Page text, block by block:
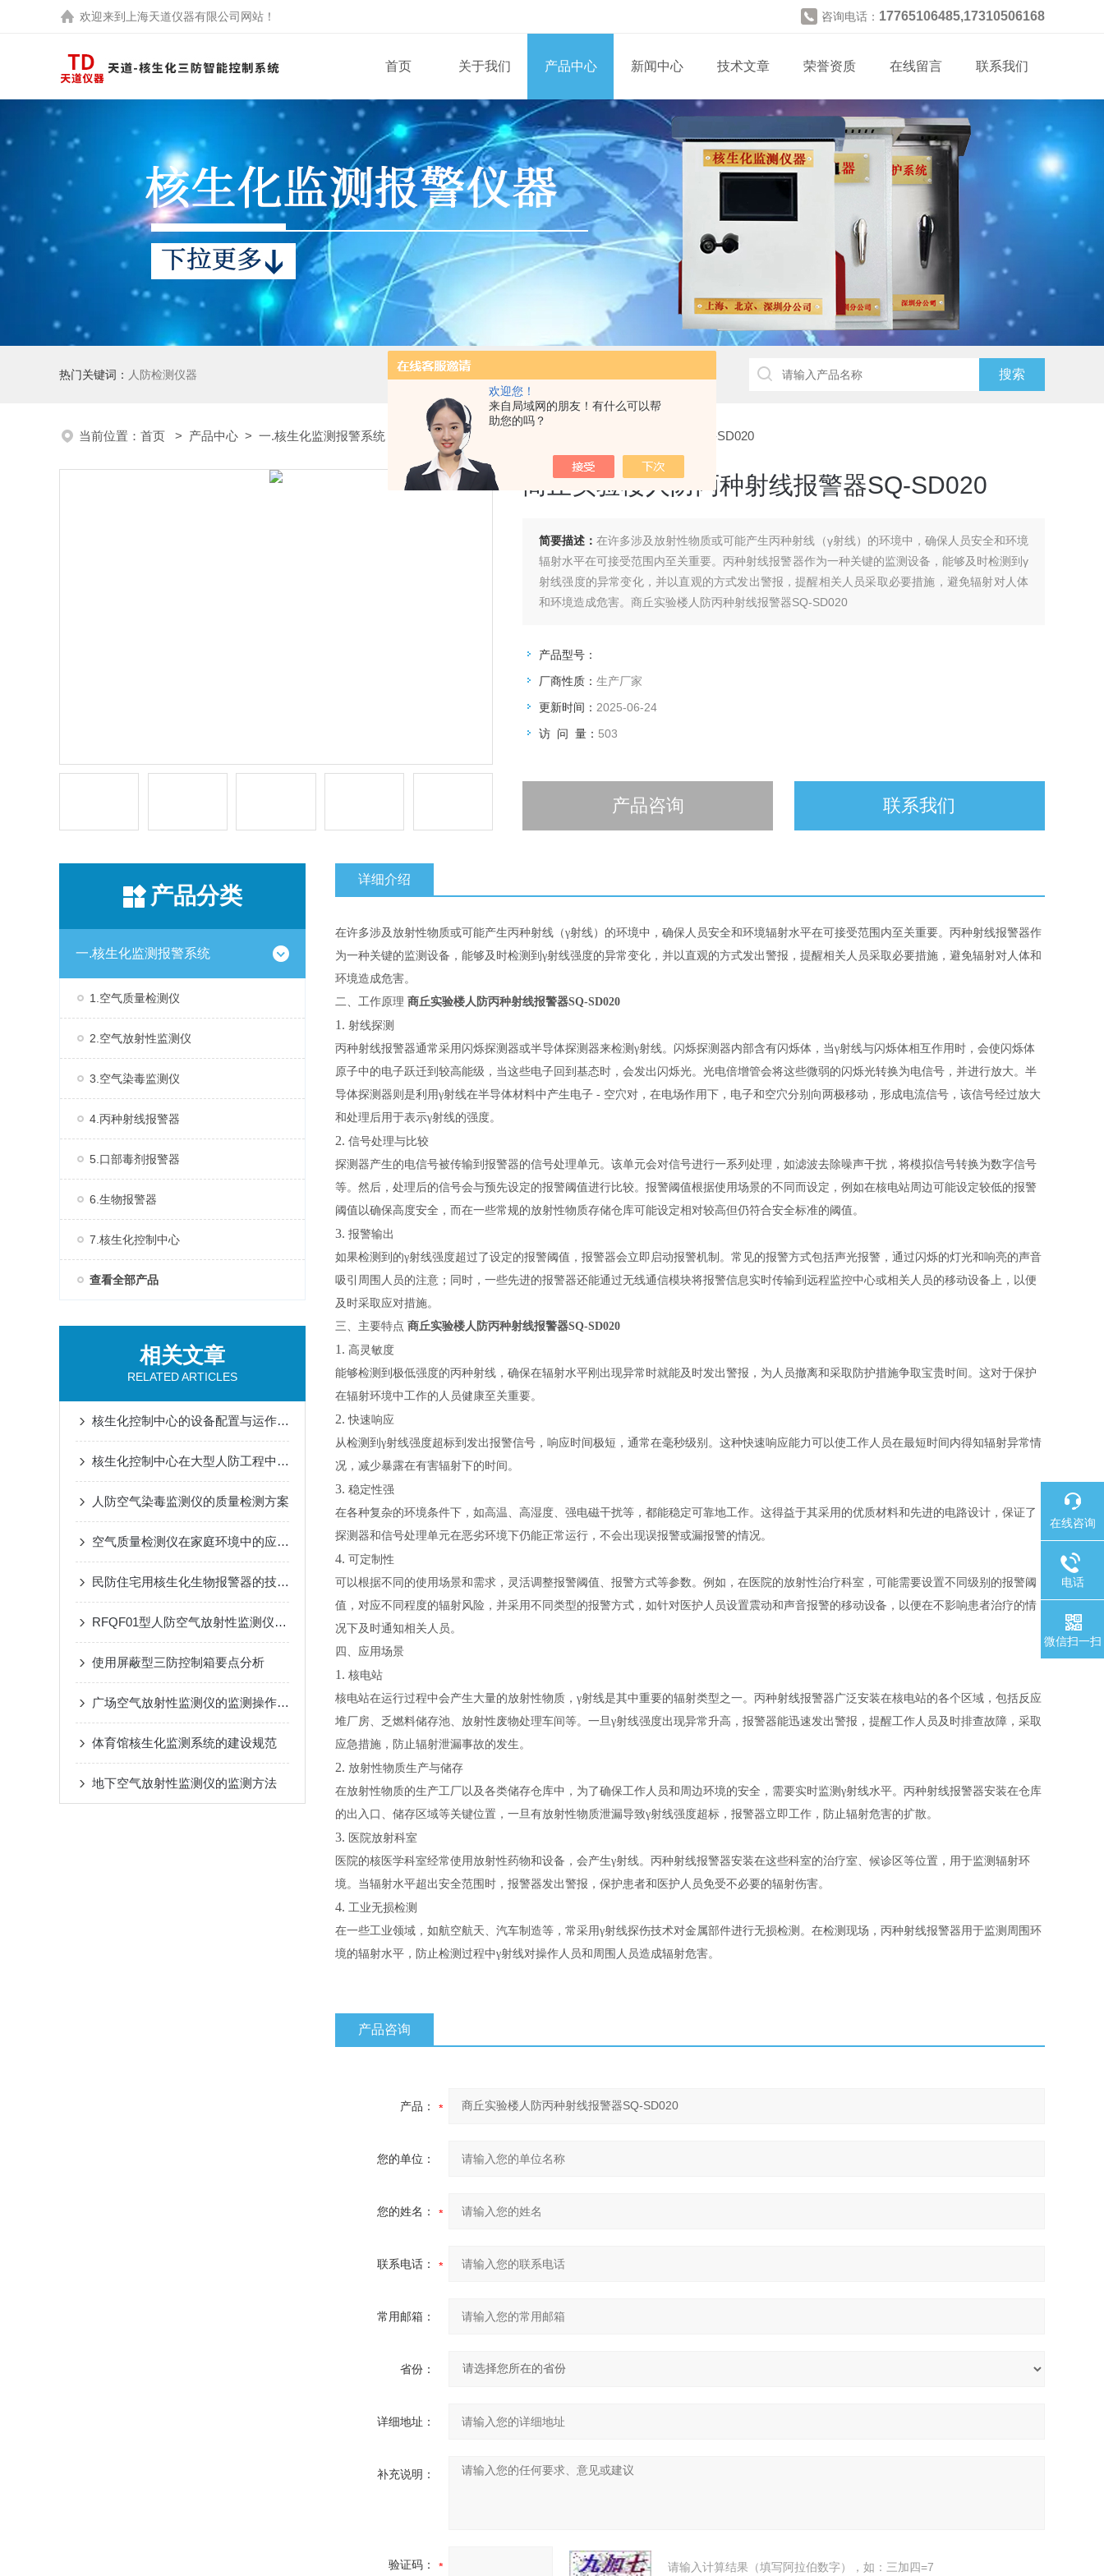
欢迎您！
来自局域网的朋友！有什么可以帮
助您的吗？
欢迎来到 上海天道仪器有限公司 网站！ 咨询电话： 17765106485,17310506168
首页 关于我们 产品中心 新闻中心 技术文章 荣誉资质 在线留言 联系我们
热门关键词： 人防检测仪器
当前位置： 首页 > 产品中心 > 一.核生化监测报警系统 4.丙种射线报警器 > 商丘实验楼人防丙种射线报警器SQ-SD020
商丘实验楼人防丙种射线报警器SQ-SD020
简要描述： 在许多涉及放射性物质或可能产生丙种射线（γ射线）的环境中，确保人员安全和环境
辐射水平在可接受范围内至关重要。丙种射线报警器作为一种关键的监测设备，能够及时检测到γ
射线强度的异常变化，并以直观的方式发出警报，提醒相关人员采取必要措施，避免辐射对人体
和环境造成危害。商丘实验楼人防丙种射线报警器SQ-SD020
产品型号：
厂商性质： 生产厂家
更新时间： 2025-06-24
访 问 量： 503
产品咨询 联系我们
产品分类
一.核生化监测报警系统
1.空气质量检测仪
2.空气放射性监测仪
3.空气染毒监测仪
4.丙种射线报警器
5.口部毒剂报警器
6.生物报警器
7.核生化控制中心
查看全部产品
相关文章
RELATED ARTICLES
核生化控制中心的设备配置与运作模式
核生化控制中心在大型人防工程中空气质量监测传感器的集成
人防空气染毒监测仪的质量检测方案
空气质量检测仪在家庭环境中的应用与选购技巧
民防住宅用核生化生物报警器的技术防范
RFQF01型人防空气放射性监测仪的安装与维护指南
使用屏蔽型三防控制箱要点分析
广场空气放射性监测仪的监测操作方法
体育馆核生化监测系统的建设规范
地下空气放射性监测仪的监测方法
详细介绍
在许多涉及放射性物质或可能产生丙种射线（γ射线）的环境中，确保人员安全和环境辐射水平在可接受范围内至关重要。丙种射线报警器作
为一种关键的监测设备，能够及时检测到γ射线强度的异常变化，并以直观的方式发出警报，提醒相关人员采取必要措施，避免辐射对人体和
环境造成危害。
二、工作原理 商丘实验楼人防丙种射线报警器SQ-SD020
1. 射线探测
丙种射线报警器通常采用闪烁探测器或半导体探测器来检测 γ射线。闪烁探测器内部含有闪烁体，当γ射线与闪烁体相互作用时，会使闪烁体
原子中的电子跃迁到较高能级，当这些电子回到基态时，会发出闪烁光。光电倍增管会将这些微弱的闪烁光转换为电信号，并进行放大。半
导体探测器则是利用γ射线在半导体材料中产生电子 - 空穴对，在电场作用下，电子和空穴分别向两极移动，形成电流信号，该信号经过放大
和处理后用于表示γ射线的强度。
2. 信号处理与比较
探测器产生的电信号被传输到报警器的信号处理单元。该单元会对信号进行一系列处理，如滤波去除噪声干扰，将模拟信号转换为数字信号
等。然后，处理后的信号会与预先设定的报警阈值进行比较。报警阈值根据使用场景的不同而设定，例如在核电站周边可能设定较低的报警
阈值以确保高度安全，而在一些常规的放射性物质存储仓库可能设定相对较高但仍符合安全标准的阈值。
3. 报警输出
如果检测到的γ射线强度超过了设定的报警阈值，报警器会立即启动报警机制。常见的报警方式包括声光报警，通过闪烁的灯光和响亮的声音
吸引周围人员的注意；同时，一些先进的报警器还能通过无线通信模块将报警信息实时传输到远程监控中心或相关人员的移动设备上，以便
及时采取应对措施。
三、主要特点 商丘实验楼人防丙种射线报警器SQ-SD020
1. 高灵敏度
能够检测到极低强度的丙种射线，确保在辐射水平刚出现异常时就能及时发出警报，为人员撤离和采取防护措施争取宝贵时间。这对于保护
在辐射环境中工作的人员健康至关重要。
2.快速响应
从检测到 γ射线强度超标到发出报警信号，响应时间极短，通常在毫秒级别。这种快速响应能力可以使工作人员在最短时间内得知辐射异常情
况，减少暴露在有害辐射下的时间。
3. 稳定性强
在各种复杂的环境条件下，如高温、高湿度、强电磁干扰等，都能稳定可靠地工作。这得益于其采用的优质材料和先进的电路设计，保证了
探测器和信号处理单元在恶劣环境下仍能正常运行，不会出现误报警或漏报警的情况。
4. 可定制性
可以根据不同的使用场景和需求，灵活调整报警阈值、报警方式等参数。例如，在医院的放射性治疗科室，可能需要设置不同级别的报警阈
值，对应不同程度的辐射风险，并采用不同类型的报警方式，如针对医护人员设置震动和声音报警的移动设备，以便在不影响患者治疗的情
况下及时通知相关人员。
四、应用场景
1. 核电站
核电站在运行过程中会产生大量的放射性物质， γ射线是其中重要的辐射类型之一。丙种射线报警器广泛安装在核电站的各个区域，包括反应
堆厂房、乏燃料储存池、放射性废物处理车间等。一旦γ射线强度出现异常升高，报警器能迅速发出警报，提醒工作人员及时排查故障，采取
应急措施，防止辐射泄漏事故的发生。
2. 放射性物质生产与储存
在放射性物质的生产工厂以及各类储存仓库中，为了确保工作人员和周边环境的安全，需要实时监测 γ射线水平。丙种射线报警器安装在仓库
的出入口、储存区域等关键位置，一旦有放射性物质泄漏导致γ射线强度超标，报警器立即工作，防止辐射危害的扩散。
3. 医院放射科室
医院的核医学科室经常使用放射性药物和设备，会产生γ射线。丙种射线报警器安装在这些科室的治疗室、候诊区等位置，用于监测辐射环
境。当辐射水平超出安全范围时，报警器发出警报，保护患者和医护人员免受不必要的辐射伤害。
4. 工业无损检测
在一些工业领域，如航空航天、汽车制造等，常采用γ射线探伤技术对金属部件进行无损检测。在检测现场，丙种射线报警器用于监测周围环
境的辐射水平，防止检测过程中γ射线对操作人员和周围人员造成辐射危害。
产品咨询
产品：
您的单位：
您的姓名：
联系电话：
常用邮箱：
省份：
详细地址：
补充说明：
验证码： 请输入计算结果（填写阿拉伯数字），如：三加四=7
在线咨询
电话
微信扫一扫